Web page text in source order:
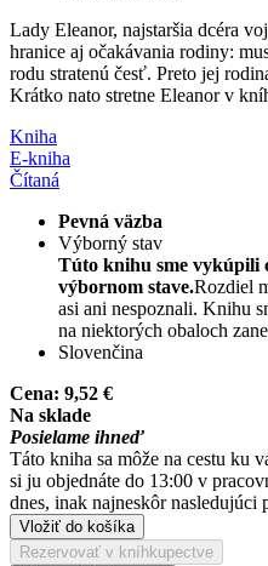
Lady Eleanor, najstaršia dcéra
hranice aj očakávania rodiny:
rodu stratenú česť. Preto jej
Krátko nato stretne Eleanor v
Kniha
E-kniha
Čítaná
Pevná väzba
Výborný stav
Túto knihu sme vykúpili
výbornom stave.Rozdiel
asi ani nespoznali. Knihu
na niektorých obaloch
Slovenčina
Cena: 9,52 €
Na sklade
Posielame ihneď
Táto kniha sa môže na cestu ku
si ju objednáte do 13:00 v
dnes, inak najneskôr nasledujúci
Vložiť do košíka
Rezervovať v kníhkupectve